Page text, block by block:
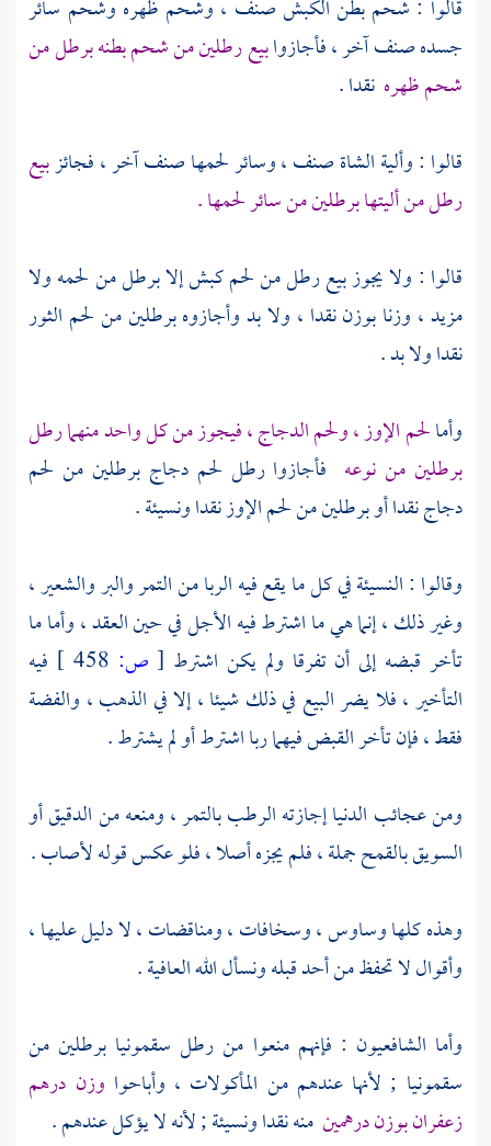
قالوا : شحم بطن الكبش صنف ، وشحم ظهره وشحم سائر
جسده صنف آخر ، فأجازوابيع رطلين من شحم بطنه برطل من
شحم ظهره نقدا .
قالوا : وألية الشاة صنف ، وسائر لحمها صنف آخر ، فجائزبيع
رطل من أليتها برطلين من سائر لحمها .
قالوا : ولا يجوز بيع رطل من لحم كبش إلا برطل من لحمه ولا
مزيد ، وزنا بوزن نقدا ، ولا بد وأجازوه برطلين من لحم الثور
نقدا ولا بد .
وأمالحم الإوز ، ولحم الدجاج ، فيجوز من كل واحد منهما رطل
برطلين من نوعه فأجازوا رطل لحم دجاج برطلين من لحم
دجاج نقدا أو برطلين من لحم الإوز نقدا ونسيئة .
وقالوا : النسيئة في كل ما يقع فيه الربا من التمر والبر والشعير ،
وغير ذلك ، إنما هي ما اشترط فيه الأجل في حين العقد ، وأما ما
تأخر قبضه إلى أن تفرقا ولم يكن اشترط [ ص:
فيه
التأخير ، فلا يضر البيع في ذلك شيئا ، إلا في الذهب ، والفضة
فقط ، فإن تأخر القبض فيهما ربا اشترط أو لم يشترط .
ومن عجائب الدنيا إجازته الرطب بالتمر ، ومنعه من الدقيق أو
السويق بالقمح جملة ، فلم يجزه أصلا ، فلو عكس قوله لأصاب .
وهذه كلها وساوس ، وسخافات ، ومناقضات ، لا دليل عليها ،
وأقوال لا تحفظ من أحد قبله ونسأل الله العافية .
وأما الشافعيون : فإنهم منعوا من رطل سقمونيا برطلين من
سقمونيا ; لأنها عندهم من المأكولات ، وأباحوا وزن درهم
زعفران بوزن درهمين منه نقدا ونسيئة ; لأنه لا يؤكل عندهم .